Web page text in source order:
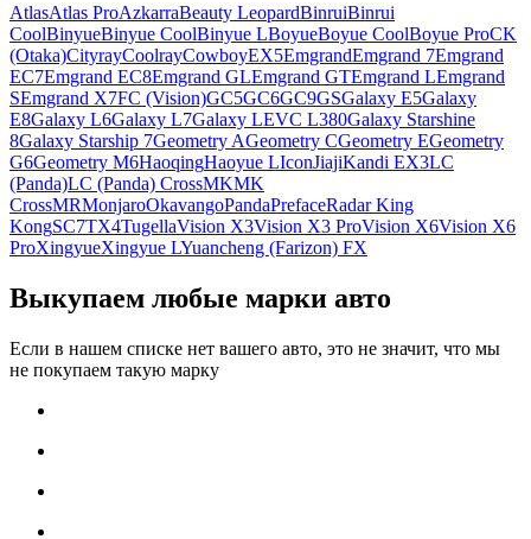
AtlasAtlas ProAzkarraBeauty LeopardBinruiBinrui
CoolBinyueBinyue CoolBinyue LBoyueBoyue CoolBoyue ProCK
(Otaka)CityrayCoolrayCowboyEX5EmgrandEmgrand 7Emgrand
EC7Emgrand EC8Emgrand GLEmgrand GTEmgrand LEmgrand
SEmgrand X7FC (Vision)GC5GC6GC9GSGalaxy E5Galaxy
E8Galaxy L6Galaxy L7Galaxy LEVC L380Galaxy Starshine
8Galaxy Starship 7Geometry AGeometry CGeometry EGeometry
G6Geometry M6HaoqingHaoyue LIconJiajiKandi EX3LC
(Panda)LC (Panda) CrossMKMK
CrossMRMonjaroOkavangoPandaPrefaceRadar King
KongSC7TX4TugellaVision X3Vision X3 ProVision X6Vision X6
ProXingyueXingyue LYuancheng (Farizon) FX
Выкупаем любые марки авто
Если в нашем списке нет вашего авто, это не значит, что мы
не покупаем такую марку